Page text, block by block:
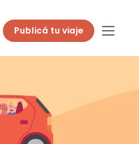
Publicá tu viaje